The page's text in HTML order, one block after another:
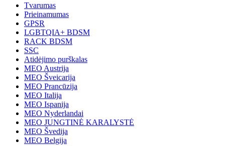
Tvarumas
Prieinamumas
GPSR
LGBTQIA+ BDSM
RACK BDSM
SSC
Atidėjimo purškalas
MEO Austrija
MEO Šveicarija
MEO Prancūzija
MEO Italija
MEO Ispanija
MEO Nyderlandai
MEO JUNGTINĖ KARALYSTĖ
MEO Švedija
MEO Belgija